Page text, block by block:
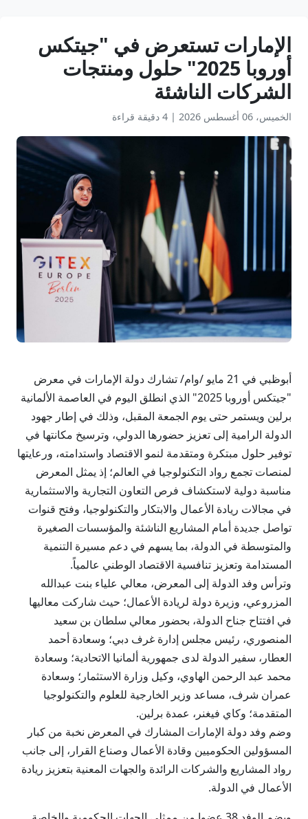
الإمارات تستعرض في "جيتكس
أوروبا 2025" حلول ومنتجات
الشركات الناشئة
الخميس، 06 أغسطس 2026 | 4 دقيقة قراءة
أبوظبي في 21 مايو /وام/ تشارك دولة الإمارات في معرض
"جيتكس أوروبا 2025" الذي انطلق اليوم في العاصمة الألمانية
برلين ويستمر حتى يوم الجمعة المقبل، وذلك في إطار جهود
الدولة الرامية إلى تعزيز حضورها الدولي، وترسيخ مكانتها في
توفير حلول مبتكرة ومتقدمة لنمو الاقتصاد واستدامته، ورعايتها
لمنصات تجمع رواد التكنولوجيا في العالم؛ إذ يمثل المعرض
مناسبة دولية لاستكشاف فرص التعاون التجارية والاستثمارية
في مجالات ريادة الأعمال والابتكار والتكنولوجيا، وفتح قنوات
تواصل جديدة أمام المشاريع الناشئة والمؤسسات الصغيرة
والمتوسطة في الدولة، بما يسهم في دعم مسيرة التنمية
المستدامة وتعزيز تنافسية الاقتصاد الوطني عالمياً.
وترأس وفد الدولة إلى المعرض، معالي علياء بنت عبدالله
المزروعي، وزيرة دولة لريادة الأعمال؛ حيث شاركت معاليها
في افتتاح جناح الدولة، بحضور معالي سلطان بن سعيد
المنصوري، رئيس مجلس إدارة غرف دبي؛ وسعادة أحمد
العطار، سفير الدولة لدى جمهورية ألمانيا الاتحادية؛ وسعادة
محمد عبد الرحمن الهاوي، وكيل وزارة الاستثمار؛ وسعادة
عمران شرف، مساعد وزير الخارجية للعلوم والتكنولوجيا
المتقدمة؛ وكاي فيغنر، عمدة برلين.
وضم وفد دولة الإمارات المشارك في المعرض نخبة من كبار
المسؤولين الحكوميين وقادة الأعمال وصناع القرار، إلى جانب
رواد المشاريع والشركات الرائدة والجهات المعنية بتعزيز ريادة
الأعمال في الدولة.